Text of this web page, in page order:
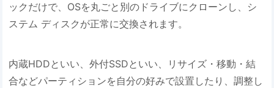
ックだけで、OSを丸ごと別のドライブにクローンし、シ
ステム ディスクが正常に交換されます。
内蔵HDDといい、外付SSDといい、リサイズ・移動・結
合などパーティションを自分の好みで設置したり、調整し